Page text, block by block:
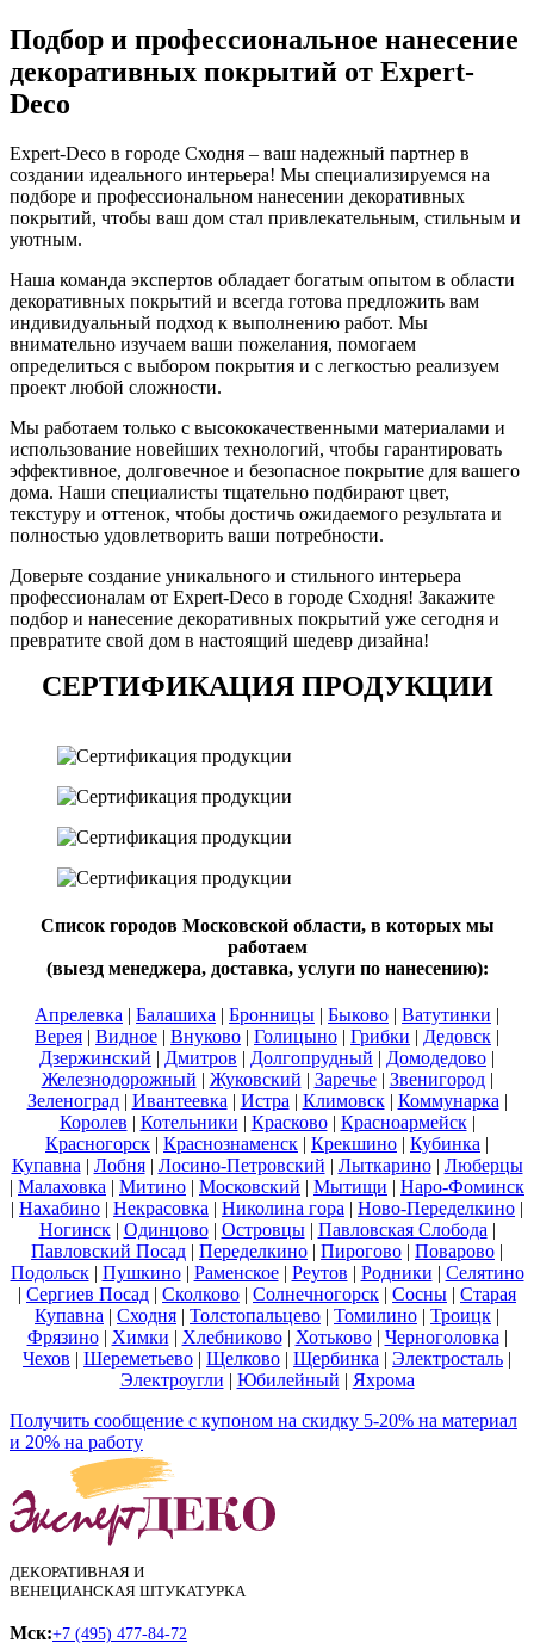
Подбор и профессиональное нанесение
декоративных покрытий от Expert-
Deco
Expert-Deco в городе Сходня – ваш надежный партнер в
создании идеального интерьера! Мы специализируемся на
подборе и профессиональном нанесении декоративных
покрытий, чтобы ваш дом стал привлекательным, стильным и
уютным.
Наша команда экспертов обладает богатым опытом в области
декоративных покрытий и всегда готова предложить вам
индивидуальный подход к выполнению работ. Мы
внимательно изучаем ваши пожелания, помогаем
определиться с выбором покрытия и с легкостью реализуем
проект любой сложности.
Мы работаем только с высококачественными материалами и
использование новейших технологий, чтобы гарантировать
эффективное, долговечное и безопасное покрытие для вашего
дома. Наши специалисты тщательно подбирают цвет,
текстуру и оттенок, чтобы достичь ожидаемого результата и
полностью удовлетворить ваши потребности.
Доверьте создание уникального и стильного интерьера
профессионалам от Expert-Deco в городе Сходня! Закажите
подбор и нанесение декоративных покрытий уже сегодня и
превратите свой дом в настоящий шедевр дизайна!
СЕРТИФИКАЦИЯ ПРОДУКЦИИ
Список городов Московской области, в которых мы
работаем
(выезд менеджера, доставка, услуги по нанесению):
Апрелевка | Балашиха | Бронницы | Быково | Ватутинки |
Верея | Видное | Внуково | Голицыно | Грибки | Дедовск |
Дзержинский | Дмитров | Долгопрудный | Домодедово |
Железнодорожный | Жуковский | Заречье| Звенигород|
Зеленоград| Ивантеевка | Истра | Климовск| Коммунарка |
Королев | Котельники | Красково| Красноармейск|
Красногорск | Краснознаменск | Крекшино | Кубинка |
Купавна | Лобня| Лосино-Петровский | Лыткарино| Люберцы
| Малаховка | Митино | Московский | Мытищи | Наро-Фоминск
| Нахабино | Некрасовка | Николина гора | Ново-Переделкино |
Ногинск| Одинцово| Островцы| Павловская Слобода |
Павловский Посад | Переделкино | Пирогово | Поварово |
Подольск| Пушкино| Раменское| Реутов | Родники | Селятино
| Сергиев Посад | Сколково | Солнечногорск | Сосны | Старая
Купавна | Сходня | Толстопальцево | Томилино | Троицк |
Фрязино| Химки | Хлебниково| Хотьково| Черноголовка |
Чехов | Шереметьево | Щелково | Щербинка | Электросталь |
Электроугли | Юбилейный | Яхрома
Получить сообщение с купоном на скидку 5-20% на материал
и 20% на работу
ДЕКОРАТИВНАЯ И
ВЕНЕЦИАНСКАЯ ШТУКАТУРКА
Мск:+7 (495) 477-84-72